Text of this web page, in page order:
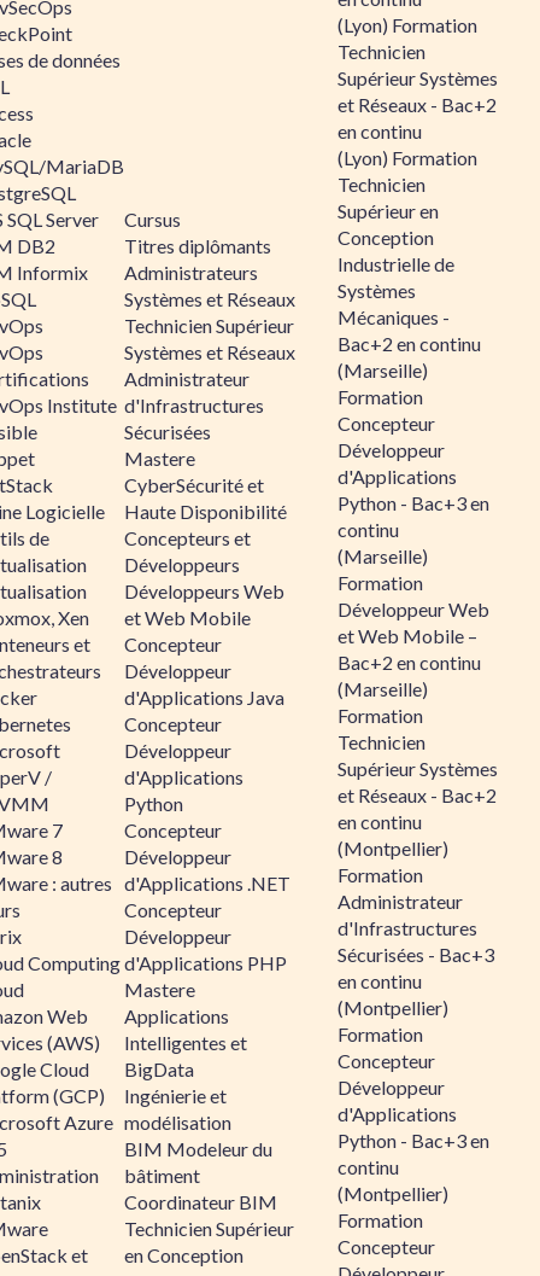
de données
MariaDB
SQL Server
DB2
Informix
Institute
Logicielle
de
Xen
et
/
7
8
: autres
Computing
Web
(AWS)
Cloud
(GCP)
Azure
et
Cursus
Titres diplômants
Administrateurs
Systèmes et Réseaux
Technicien Supérieur
Systèmes et Réseaux
Administrateur
d'Infrastructures
Sécurisées
Mastere
CyberSécurité et
Haute Disponibilité
Concepteurs et
Développeurs
Développeurs Web
et Web Mobile
Concepteur
Développeur
d'Applications Java
Concepteur
Développeur
d'Applications
Python
Concepteur
Développeur
d'Applications .NET
Concepteur
Développeur
d'Applications PHP
Mastere
Applications
Intelligentes et
BigData
Ingénierie et
modélisation
BIM Modeleur du
bâtiment
Coordinateur BIM
Technicien Supérieur
en Conception
(Lyon) Formation
Technicien
Supérieur Systèmes
et Réseaux - Bac+2
en continu
(Lyon) Formation
Technicien
Supérieur en
Conception
Industrielle de
Systèmes
Mécaniques -
Bac+2 en continu
(Marseille)
Formation
Concepteur
Développeur
d'Applications
Python - Bac+3 en
continu
(Marseille)
Formation
Développeur Web
et Web Mobile –
Bac+2 en continu
(Marseille)
Formation
Technicien
Supérieur Systèmes
et Réseaux - Bac+2
en continu
(Montpellier)
Formation
Administrateur
d'Infrastructures
Sécurisées - Bac+3
en continu
(Montpellier)
Formation
Concepteur
Développeur
d'Applications
Python - Bac+3 en
continu
(Montpellier)
Formation
Concepteur